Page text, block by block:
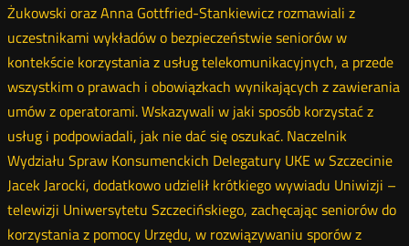
Żukowski oraz Anna Gottfried-Stankiewicz rozmawiali z
uczestnikami wykładów o bezpieczeństwie seniorów w
kontekście korzystania z usług telekomunikacyjnych, a przede
wszystkim o prawach i obowiązkach wynikających z zawierania
umów z operatorami. Wskazywali w jaki sposób korzystać z
usług i podpowiadali, jak nie dać się oszukać. Naczelnik
Wydziału Spraw Konsumenckich Delegatury UKE w Szczecinie
Jacek Jarocki, dodatkowo udzielił krótkiego wywiadu Uniwizji –
telewizji Uniwersytetu Szczecińskiego, zachęcając seniorów do
korzystania z pomocy Urzędu, w rozwiązywaniu sporów z